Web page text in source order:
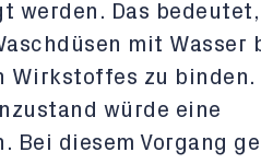
werden. Das
mit Wasser
Wirkstoffes zu binden.
würde eine
Bei diesem Vorgang